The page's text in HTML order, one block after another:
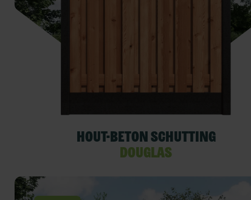
Hout-beton schutting
Douglas